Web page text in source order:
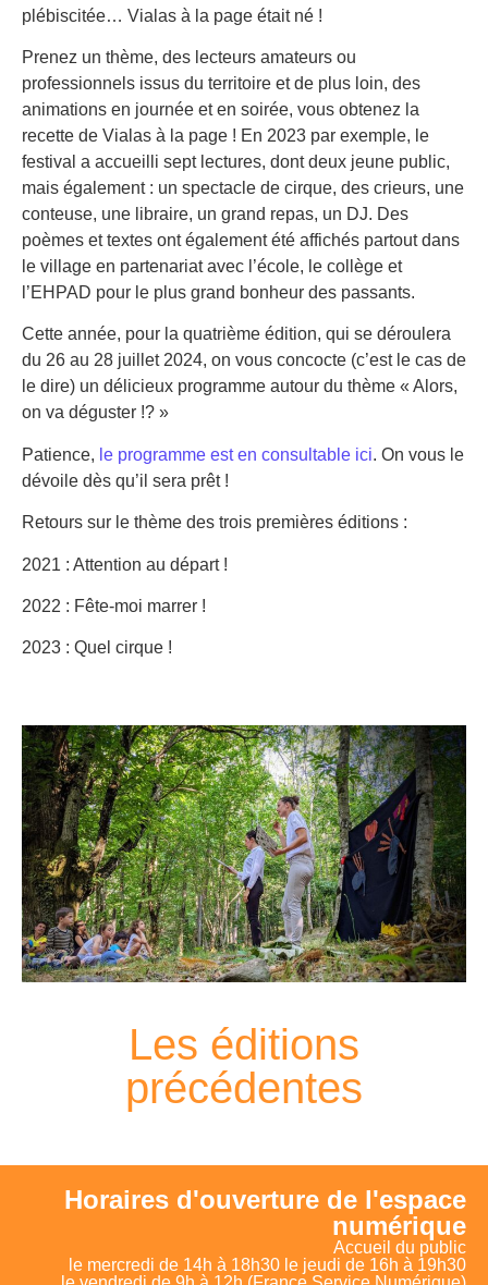
plébiscitée… Vialas à la page était né !
Prenez un thème, des lecteurs amateurs ou
professionnels issus du territoire et de plus loin, des
animations en journée et en soirée, vous obtenez la
recette de Vialas à la page ! En 2023 par exemple, le
festival a accueilli sept lectures, dont deux jeune public,
mais également : un spectacle de cirque, des crieurs, une
conteuse, une libraire, un grand repas, un DJ. Des
poèmes et textes ont également été affichés partout dans
le village en partenariat avec l’école, le collège et
l’EHPAD pour le plus grand bonheur des passants.
Cette année, pour la quatrième édition, qui se déroulera
du 26 au 28 juillet 2024, on vous concocte (c’est le cas de
le dire) un délicieux programme autour du thème « Alors,
on va déguster !? »
Patience, le programme est en consultable ici. On vous le
dévoile dès qu’il sera prêt !
Retours sur le thème des trois premières éditions :
2021 : Attention au départ !
2022 : Fête-moi marrer !
2023 : Quel cirque !
Les éditions
précédentes
Horaires d'ouverture de l'espace
numérique
Accueil du public
le mercredi de 14h à 18h30 le jeudi de 16h à 19h30